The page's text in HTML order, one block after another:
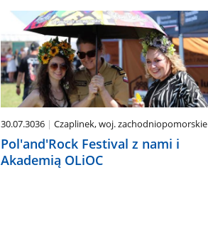
wybrać
odpowiednią
pozycję.
Dane
zaktualizują
się
automatycznie.
30.07.3036 Czaplinek, woj. zachodniopomorskie
Pol'and'Rock Festival z nami i
Akademią OLiOC